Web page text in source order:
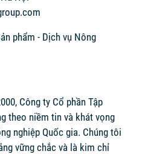
phẩm - Dịch vụ Nông
Công ty Cổ phần Tập
theo niềm tin và khát vọng
nghiệp Quốc gia. Chúng tôi
vững chắc và là kim chỉ